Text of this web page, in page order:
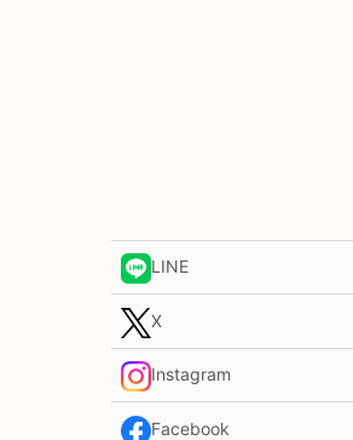
LINE
X
Instagram
Facebook